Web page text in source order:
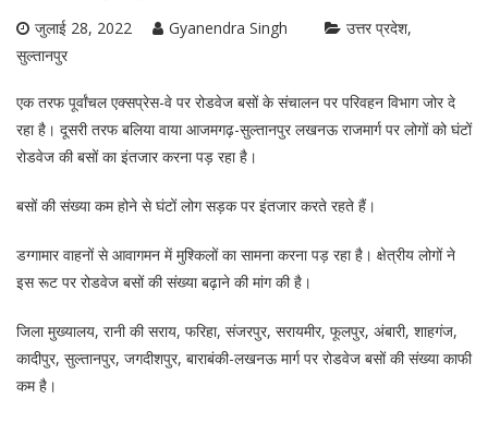
जुलाई 28, 2022 Gyanendra Singh
उत्तर प्रदेश
सुल्तानपुर
एक तरफ पूर्वांचल एक्सप्रेस-वे पर रोडवेज बसों के संचालन पर परिवहन विभाग जोर दे
रहा है। दूसरी तरफ बलिया वाया आजमगढ़-सुल्तानपुर लखनऊ राजमार्ग पर लोगों को घंटों
रोडवेज की बसों का इंतजार करना पड़ रहा है।
बसों की संख्या कम होने से घंटों लोग सड़क पर इंतजार करते रहते हैं।
डग्गामार वाहनों से आवागमन में मुश्किलों का सामना करना पड़ रहा है। क्षेत्रीय लोगों ने
इस रूट पर रोडवेज बसों की संख्या बढ़ाने की मांग की है।
जिला मुख्यालय, रानी की सराय, फरिहा, संजरपुर, सरायमीर, फूलपुर, अंबारी, शाहगंज,
कादीपुर, सुल्तानपुर, जगदीशपुर, बाराबंकी-लखनऊ मार्ग पर रोडवेज बसों की संख्या काफी
कम है।